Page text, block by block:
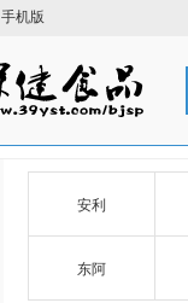
手机版
安利
东阿